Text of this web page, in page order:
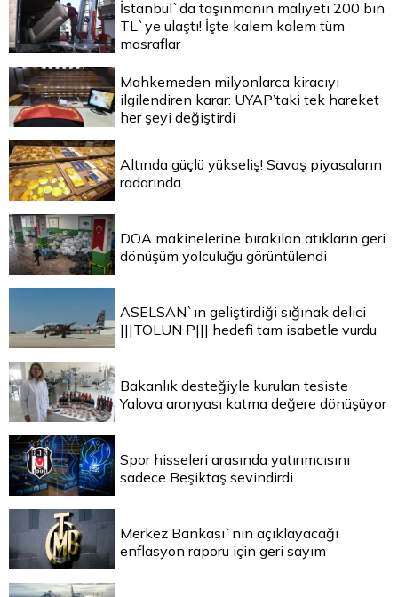
İstanbul`da taşınmanın maliyeti 200 bin
TL`ye ulaştı! İşte kalem kalem tüm
masraflar
Mahkemeden milyonlarca kiracıyı
ilgilendiren karar: UYAP’taki tek hareket
her şeyi değiştirdi
Altında güçlü yükseliş! Savaş piyasaların
radarında
DOA makinelerine bırakılan atıkların geri
dönüşüm yolculuğu görüntülendi
ASELSAN`ın geliştirdiği sığınak delici
|||TOLUN P||| hedefi tam isabetle vurdu
Bakanlık desteğiyle kurulan tesiste
Yalova aronyası katma değere dönüşüyor
Spor hisseleri arasında yatırımcısını
sadece Beşiktaş sevindirdi
Merkez Bankası`nın açıklayacağı
enflasyon raporu için geri sayım